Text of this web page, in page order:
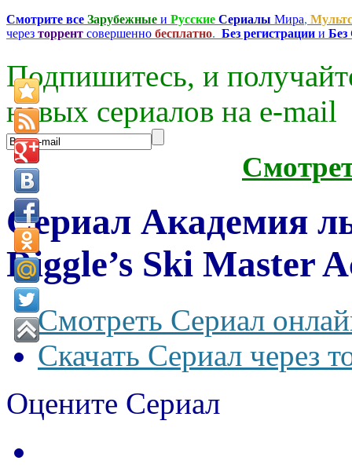
Смотрите все Зарубежные и Русские Сериалы Мира,
через торрент совершенно бесплатно. Без регистрации и
Подпишитесь, и
новых сериалов на e-mаil
Сериал Академия
Riggle’s Ski Master
Смотреть Сериал
Скачать Сериал через
Оцените Сериал